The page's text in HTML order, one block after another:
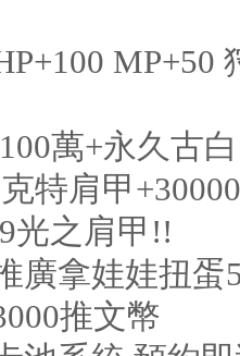
MP+50
萬+永久古白
特肩甲
光之肩甲!!
廣拿娃娃扭蛋
推文幣